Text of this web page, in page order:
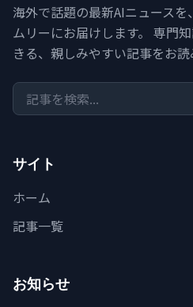
海外で話題の最新AIニュース
ムリーにお届けします。 専門
きる、親しみやすい記事をお読
サイト
ホーム
記事一覧
お知らせ